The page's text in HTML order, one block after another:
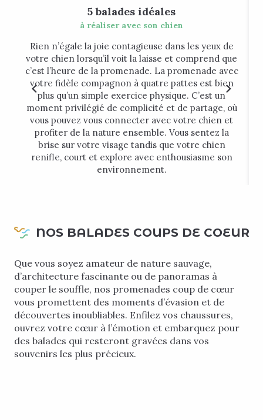
5 balades idéales
à réaliser avec son chien
Rien n’égale la joie contagieuse dans les yeux de
votre chien lorsqu’il voit la laisse et comprend que
c’est l’heure de la promenade. La promenade avec
votre fidèle compagnon à quatre pattes est bien
plus qu’un simple exercice physique. C’est un
moment privilégié de complicité et de partage, où
vous pouvez vous connecter avec votre chien et
profiter de la nature ensemble. Vous sentez la
brise sur votre visage tandis que votre chien
renifle, court et explore avec enthousiasme son
environnement.
NOS BALADES COUPS DE COEUR
Que vous soyez amateur de nature sauvage,
d’architecture fascinante ou de panoramas à
couper le souffle, nos promenades coup de cœur
vous promettent des moments d’évasion et de
découvertes inoubliables. Enfilez vos chaussures,
ouvrez votre cœur à l’émotion et embarquez pour
des balades qui resteront gravées dans vos
souvenirs les plus précieux.